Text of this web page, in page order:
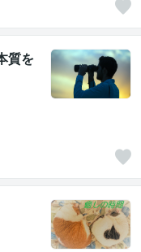
質を